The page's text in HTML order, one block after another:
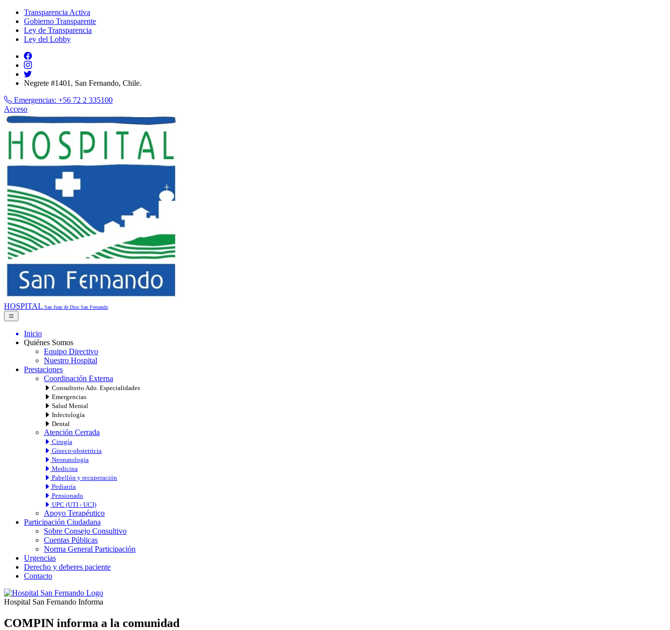
Transparencia Activa
Gobierno Transparente
Ley de Transparencia
Ley del Lobby
Negrete #1401, San Fernando, Chile.
Emergencias: +56 72 2 335100
Acceso
HOSPITAL San Juan de Dios San Fernando
Inicio
Quiénes Somos
Equipo Directivo
Nuestro Hospital
Prestaciones
Coordinación Externa
Consultorio Ado. Especialidades
Emergencias
Salud Mental
Infectología
Dental
Atención Cerrada
Cirugía
Gineco-obstetricia
Neonatología
Medicina
Pabellón y recuperación
Pediatría
Pensionado
UPC (UTI - UCI)
Apoyo Terapéutico
Participación Ciudadana
Sobre Consejo Consultivo
Cuentas Públicas
Norma General Participación
Urgencias
Derecho y deberes paciente
Contacto
Hospital San Fernando Informa
COMPIN informa a la comunidad